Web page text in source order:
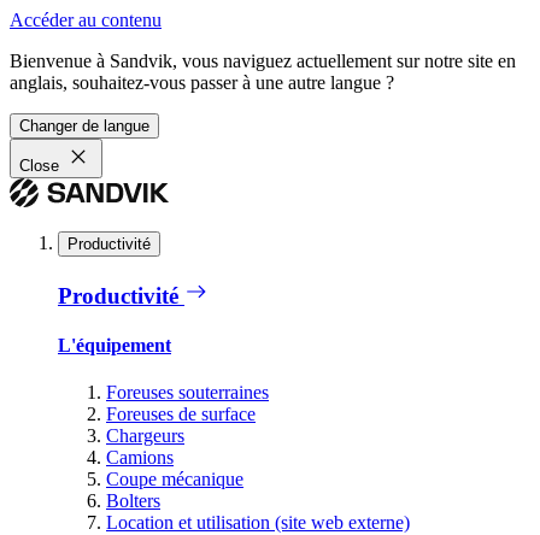
Accéder au contenu
Bienvenue à Sandvik, vous naviguez actuellement sur notre site en
anglais, souhaitez-vous passer à une autre langue ?
Changer de langue
Close
Productivité
Productivité
L'équipement
Foreuses souterraines
Foreuses de surface
Chargeurs
Camions
Coupe mécanique
Bolters
Location et utilisation (site web externe)